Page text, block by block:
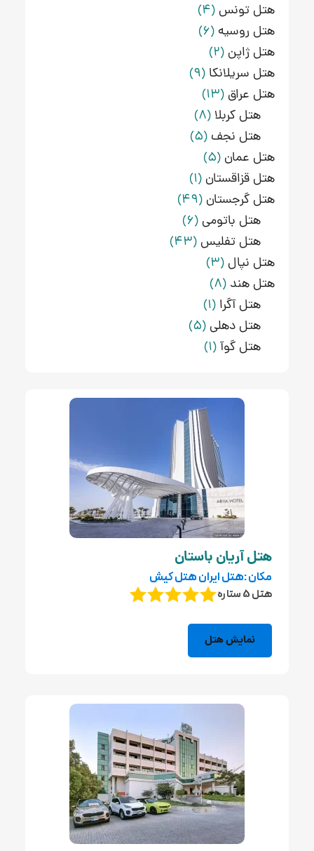
هتل تونس (4)
هتل روسیه (6)
هتل ژاپن (2)
هتل سریلانکا (9)
هتل عراق (13)
هتل کربلا (8)
هتل نجف (5)
هتل عمان (5)
هتل قزاقستان (1)
هتل گرجستان (49)
هتل باتومی (6)
هتل تفلیس (43)
هتل نپال (3)
هتل هند (8)
هتل آگرا (1)
هتل دهلی (5)
هتل گوآ(1)
هتل آریان باستان
مکان :هتل ایران هتل کیش
هتل 5 ستاره
نمایش هتل